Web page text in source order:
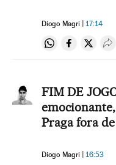
Diogo Magri 17:14
Compartir en
FIM DE
Praga fora de
Diogo Magri 16:53